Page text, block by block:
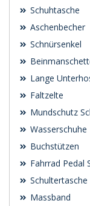
Schuhtasche
Aschenbecher
Schnürsenkel
Lange
Faltzelte
Mundschutz
Wasserschuhe
Buchstützen
Fahrrad Pedal
Schultertasche
Massband